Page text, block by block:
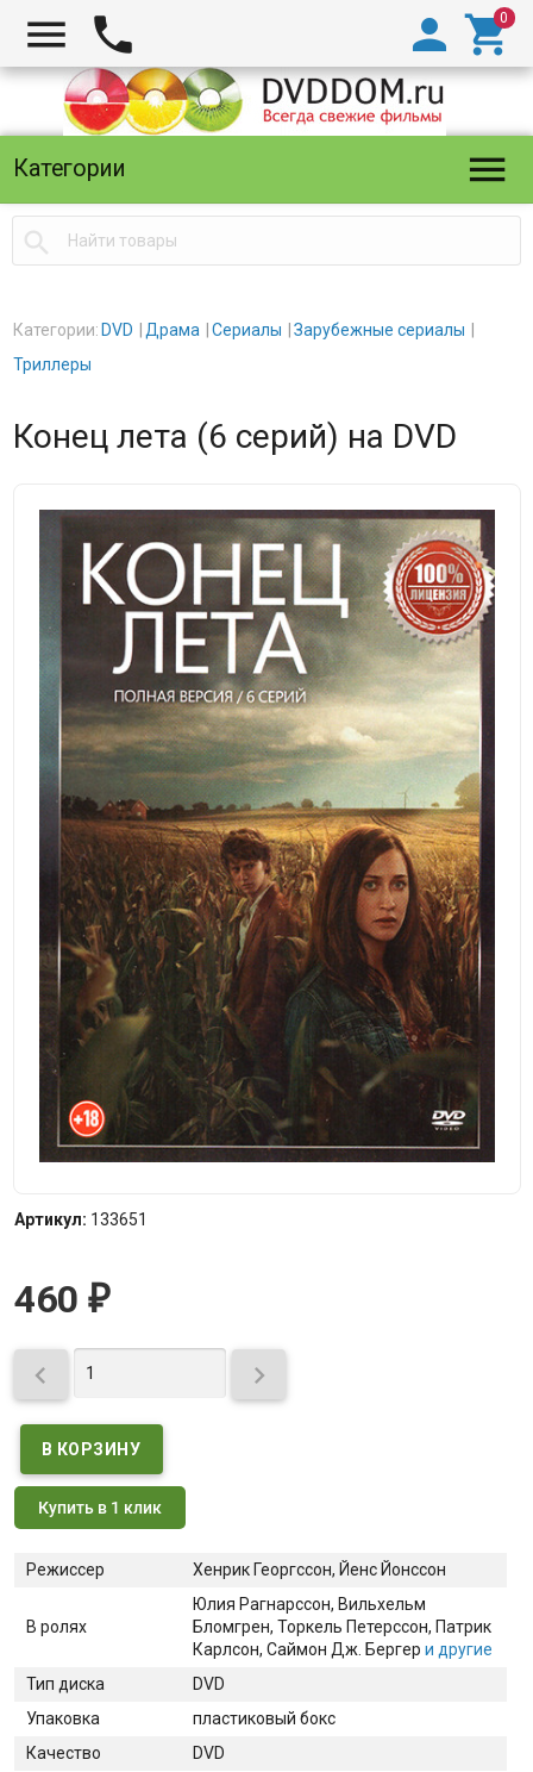
  

Категории 

Категории: DVD Драма Сериалы
Зарубежные сериалы
Триллеры
Конец лета (6 серий) на DVD
Артикул: 133651
460 ₽
 
Купить в 1 клик
Режиссер Хенрик Георгссон, Йенс Йонссон
В ролях
Юлия Рагнарссон, Вильхельм
Бломгрен, Торкель Петерссон, Патрик
Карлсон, Саймон Дж. Бергер и другие
Тип диска
DVD
Упаковка
пластиковый бокс
Качество
DVD